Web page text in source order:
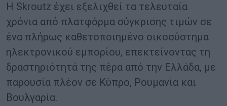
Η Skroutz έχει εξελιχθεί τα τελευταία
χρόνια από πλατφόρμα σύγκρισης τιμών σε
ένα πλήρως καθετοποιημένο οικοσύστημα
ηλεκτρονικού εμπορίου, επεκτείνοντας τη
δραστηριότητά της πέρα από την Ελλάδα, με
παρουσία πλέον σε Κύπρο, Ρουμανία και
Βουλγαρία.